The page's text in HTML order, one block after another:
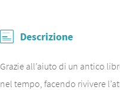
Descrizione
Grazie all’aiuto di un antico
nel tempo, facendo rivivere